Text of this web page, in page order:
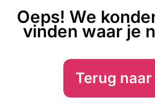
Oeps! We
vinden waar je
Terug